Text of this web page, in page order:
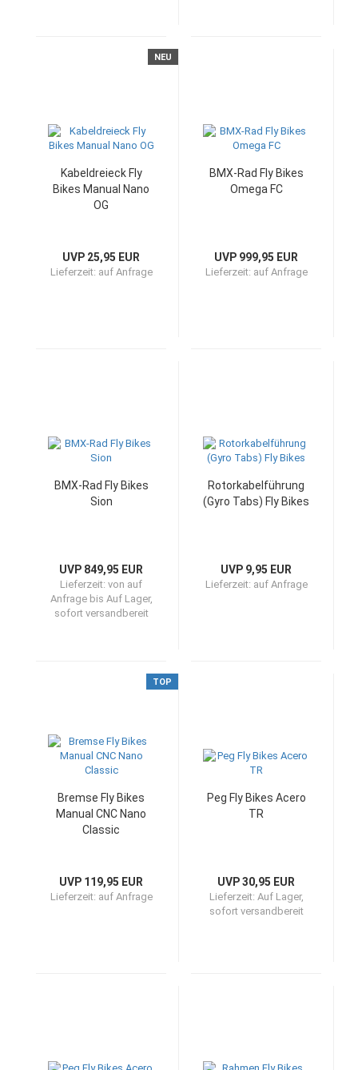
NEU
Kabeldreieck Fly
Bikes Manual Nano
OG
UVP 25,95 EUR
Lieferzeit: auf Anfrage
BMX-Rad Fly Bikes
Omega FC
UVP 999,95 EUR
Lieferzeit: auf Anfrage
BMX-Rad Fly Bikes
Sion
UVP 849,95 EUR
Lieferzeit: von auf
Anfrage bis Auf Lager,
sofort versandbereit
Rotorkabelführung
(Gyro Tabs) Fly Bikes
UVP 9,95 EUR
Lieferzeit: auf Anfrage
TOP
Bremse Fly Bikes
Manual CNC Nano
Classic
UVP 119,95 EUR
Lieferzeit: auf Anfrage
Peg Fly Bikes Acero
TR
UVP 30,95 EUR
Lieferzeit: Auf Lager,
sofort versandbereit